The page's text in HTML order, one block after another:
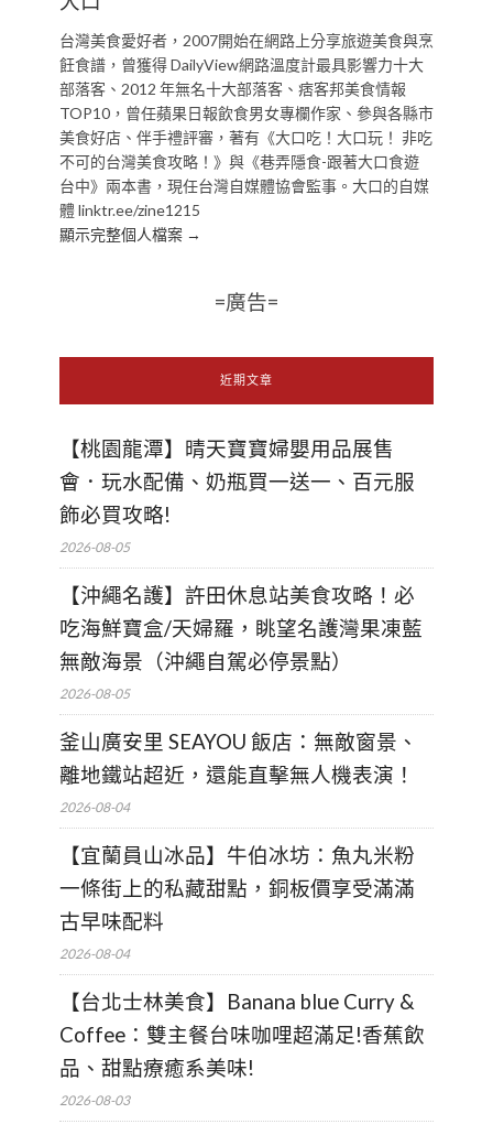
台灣美食愛好者，2007開始在網路上分享旅遊美食與烹
飪食譜，曾獲得 DailyView網路溫度計最具影響力十大
部落客、2012 年無名十大部落客、痞客邦美食情報
TOP10，曾任蘋果日報飲食男女專欄作家、參與各縣市
美食好店、伴手禮評審，著有《大口吃！大口玩！ 非吃
不可的台灣美食攻略！》與《巷弄隱食-跟著大口食遊
台中》兩本書，現任台灣自媒體協會監事。大口的自媒
體 linktr.ee/zine1215
顯示完整個人檔案 →
=廣告=
近期文章
【桃園龍潭】晴天寶寶婦嬰用品展售
會．玩水配備、奶瓶買一送一、百元服
飾必買攻略!
2026-08-05
【沖繩名護】許田休息站美食攻略！必
吃海鮮寶盒/天婦羅，眺望名護灣果凍藍
無敵海景（沖繩自駕必停景點）
2026-08-05
釜山廣安里 SEAYOU 飯店：無敵窗景、
離地鐵站超近，還能直擊無人機表演！
2026-08-04
【宜蘭員山冰品】牛伯冰坊：魚丸米粉
一條街上的私藏甜點，銅板價享受滿滿
古早味配料
2026-08-04
【台北士林美食】Banana blue Curry &
Coffee：雙主餐台味咖哩超滿足!香蕉飲
品、甜點療癒系美味!
2026-08-03